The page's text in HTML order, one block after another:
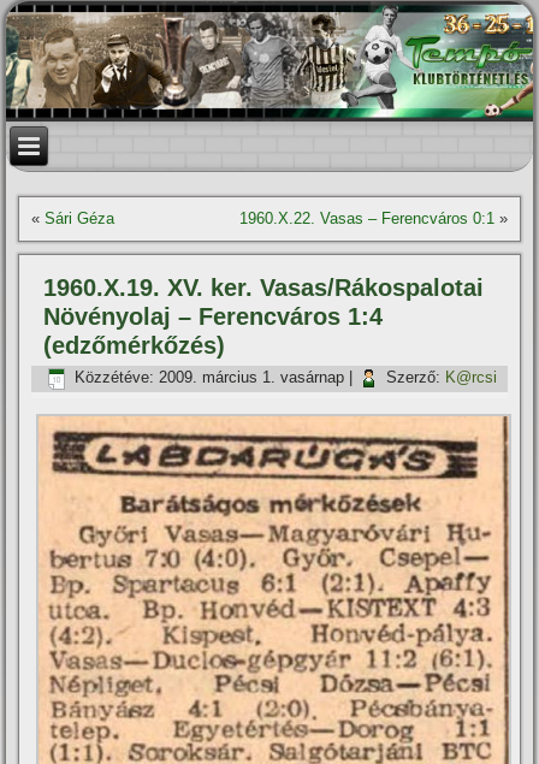
«Sári Géza 1960.X.22. Vasas – Ferencváros 0:1»
1960.X.19. XV. ker. Vasas/Rákospalotai
Növényolaj – Ferencváros 1:4
(edzőmérkőzés)
Közzétéve: 2009. március 1. vasárnap Szerző: K@rcsi